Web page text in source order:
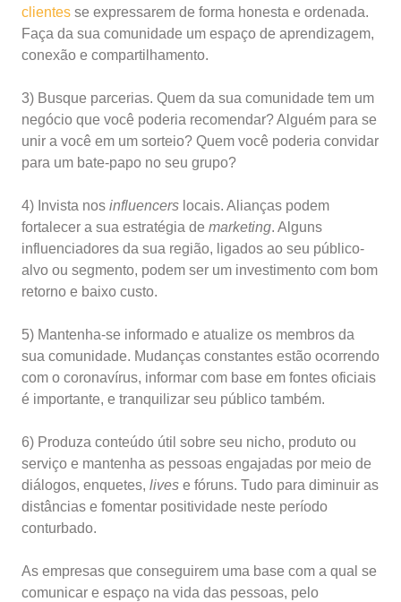
clientes se expressarem de forma honesta e ordenada.
Faça da sua comunidade um espaço de aprendizagem,
conexão e compartilhamento.
3) Busque parcerias. Quem da sua comunidade tem um
negócio que você poderia recomendar? Alguém para se
unir a você em um sorteio? Quem você poderia convidar
para um bate-papo no seu grupo?
4) Invista nos influencers locais. Alianças podem
fortalecer a sua estratégia de marketing. Alguns
influenciadores da sua região, ligados ao seu público-
alvo ou segmento, podem ser um investimento com bom
retorno e baixo custo.
5) Mantenha-se informado e atualize os membros da
sua comunidade. Mudanças constantes estão ocorrendo
com o coronavírus, informar com base em fontes oficiais
é importante, e tranquilizar seu público também.
6) Produza conteúdo útil sobre seu nicho, produto ou
serviço e mantenha as pessoas engajadas por meio de
diálogos, enquetes, lives e fóruns. Tudo para diminuir as
distâncias e fomentar positividade neste período
conturbado.
As empresas que conseguirem uma base com a qual se
comunicar e espaço na vida das pessoas, pelo